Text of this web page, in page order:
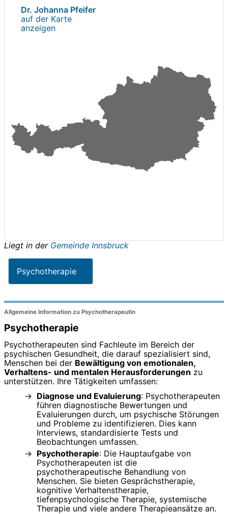
Dr. Johanna Pfeifer
auf der Karte
anzeigen
Liegt in der Gemeinde Innsbruck
Psychotherapie
Allgemeine Information zu Psychotherapeutin
Psychotherapie
Psychotherapeuten sind Fachleute im Bereich der
psychischen Gesundheit, die darauf spezialisiert sind,
Menschen bei der Bewältigung von emotionalen,
Verhaltens- und mentalen Herausforderungen zu
unterstützen. Ihre Tätigkeiten umfassen:
Diagnose und Evaluierung: Psychotherapeuten
führen diagnostische Bewertungen und
Evaluierungen durch, um psychische Störungen
und Probleme zu identifizieren. Dies kann
Interviews, standardisierte Tests und
Beobachtungen umfassen.
Psychotherapie: Die Hauptaufgabe von
Psychotherapeuten ist die
psychotherapeutische Behandlung von
Menschen. Sie bieten Gesprächstherapie,
kognitive Verhaltenstherapie,
tiefenpsychologische Therapie, systemische
Therapie und viele andere Therapieansätze an.